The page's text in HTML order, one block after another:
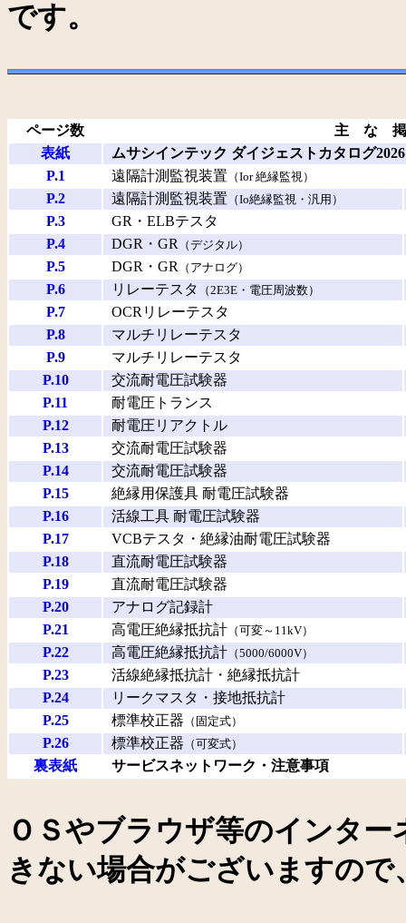
です。
ページ数
主 な
表紙
ムサシインテック ダイジェストカタログ2026
P.1
遠隔計測監視装置 （Ior 絶縁監視）
P.2
遠隔計測監視装置 （Io絶縁監視・汎用）
P.3
GR・ELBテスタ
P.4
DGR・GR （デジタル）
P.5
DGR・GR （アナログ）
P.6
リレーテスタ （2E3E・電圧周波数）
P.7
OCRリレーテスタ
P.8
マルチリレーテスタ
P.9
マルチリレーテスタ
P.10
交流耐電圧試験器
P.11
耐電圧トランス
P.12
耐電圧リアクトル
P.13
交流耐電圧試験器
P.14
交流耐電圧試験器
P.15
絶縁用保護具 耐電圧試験器
P.16
活線工具 耐電圧試験器
P.17
VCBテスタ・絶縁油耐電圧試験器
P.18
直流耐電圧試験器
P.19
直流耐電圧試験器
P.20
アナログ記録計
P.21
高電圧絶縁抵抗計 （可変～11kV）
P.22
高電圧絶縁抵抗計 （5000/6000V）
P.23
活線絶縁抵抗計・絶縁抵抗計
P.24
リークマスタ・接地抵抗計
P.25
標準校正器 （固定式）
P.26
標準校正器 （可変式）
裏表紙
サービスネットワーク・注意事項
ＯＳやブラウザ等のインタ
きない場合がございますの